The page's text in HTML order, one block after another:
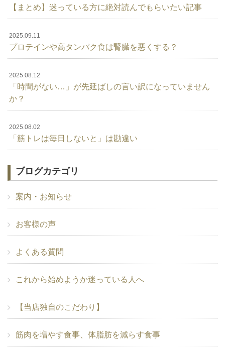
【まとめ】迷っている方に絶対読んでもらいたい記事
2025.09.11
プロテインや高タンパク食は腎臓を悪くする？
2025.08.12
「時間がない…」が先延ばしの言い訳になっていません
か？
2025.08.02
「筋トレは毎日しないと」は勘違い
ブログカテゴリ
案内・お知らせ
お客様の声
よくある質問
これから始めようか迷っている人へ
【当店独自のこだわり】
筋肉を増やす食事、体脂肪を減らす食事